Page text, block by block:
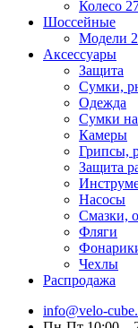
Колесо
Шоссейные
Модели
Аксессуары
Защита
Сумки,
Одежда
Сумки
Камеры
Грипсы,
Защита
Насосы
Смазки,
Фляги
Чехлы
Распродажа
info@velo-